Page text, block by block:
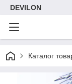
DEVILON
Каталог